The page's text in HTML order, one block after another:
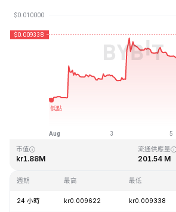
最近更新時間：2026-08-07 20:16 (GMT+0)
kr0.006168
市值
kr1.88M
流通供應量
201.54 M
週期 最高 最低
24 小時 kr0.009622 kr0.009338